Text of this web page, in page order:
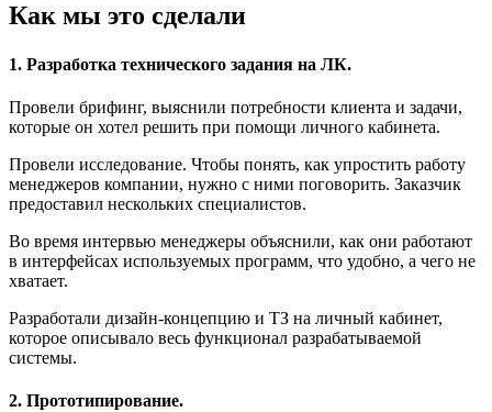
Как мы это сделали
1. Разработка технического задания на ЛК.
Провели брифинг, выяснили потребности клиента и задачи,
которые он хотел решить при помощи личного кабинета.
Провели исследование. Чтобы понять, как упростить работу
менеджеров компании, нужно с ними поговорить. Заказчик
предоставил нескольких специалистов.
Во время интервью менеджеры объяснили, как они работают
в интерфейсах используемых программ, что удобно, а чего не
хватает.
Разработали дизайн-концепцию и ТЗ на личный кабинет,
которое описывало весь функционал разрабатываемой
системы.
2. Прототипирование.